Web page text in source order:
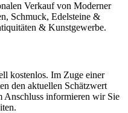
Verkauf von Moderner
Schmuck, Edelsteine &
& Kunstgewerbe.
kostenlos. Im Zuge einer
den aktuellen Schätzwert
Anschluss informieren wir Sie